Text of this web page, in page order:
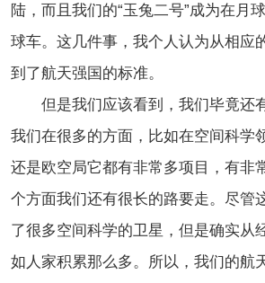
陆，而且我们的“玉兔二号”成为在月
球车。这几件事，我个人认为从相应
到了航天强国的标准。
但是我们应该看到，我们毕竟还
我们在很多的方面，比如在空间科学
还是欧空局它都有非常多项目，有非
个方面我们还有很长的路要走。尽管
了很多空间科学的卫星，但是确实从
如人家积累那么多。所以，我们的航